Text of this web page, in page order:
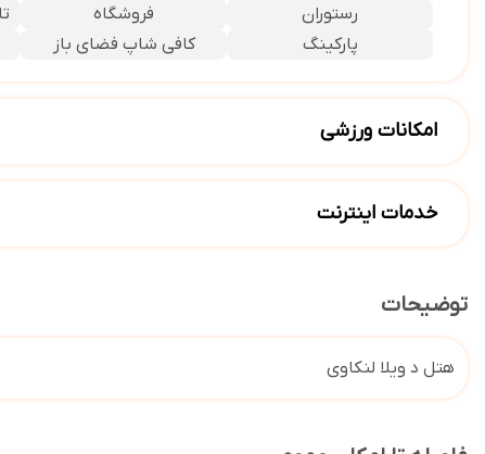
رستوران فروشگاه
پارکینگ
کافی شاپ فضای باز
امکانات ورزشی
استخر سرباز باشگاه بدنسازی
خدمات اینترنت
اینترنت بیسیم در لابی (شارژ جداگانه) اینترنت بیسیم
توضیحات
هتل د ویلا لنکاوی